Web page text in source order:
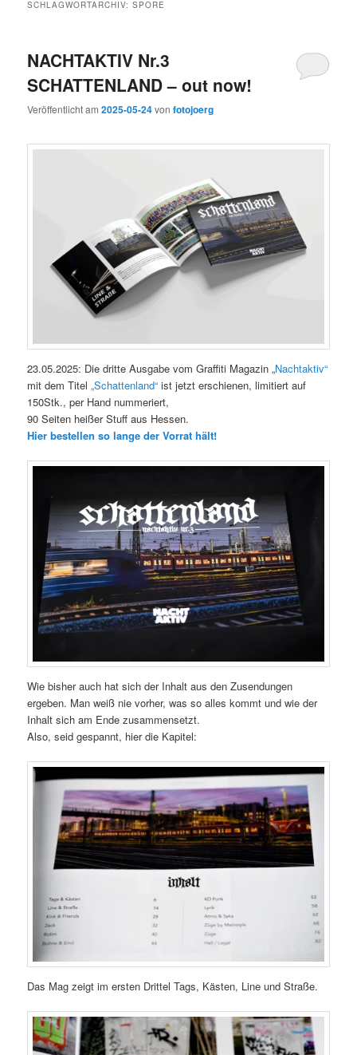
SCHLAGWORTARCHIV:SPORE
NACHTAKTIV Nr.3
SCHATTENLAND – out now!
Veröffentlicht am2025-05-24vonfotojoerg
23.05.2025: Die dritte Ausgabe vom Graffiti Magazin „Nachtaktiv“
mit dem Titel„Schattenland“ ist jetzt erschienen, limitiert auf
150Stk., per Hand nummeriert,
90 Seiten heißer Stuff aus Hessen.
Hier bestellen so lange der Vorrat hält!
Wie bisher auch hat sich der Inhalt aus den Zusendungen
ergeben. Man weiß nie vorher, was so alles kommt und wie der
Inhalt sich am Ende zusammensetzt.
Also, seid gespannt, hier die Kapitel:
Das Mag zeigt im ersten Drittel Tags, Kästen, Line und Straße.